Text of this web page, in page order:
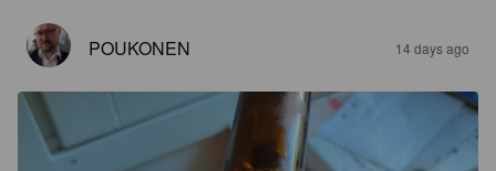
POUKONEN 14 days ago